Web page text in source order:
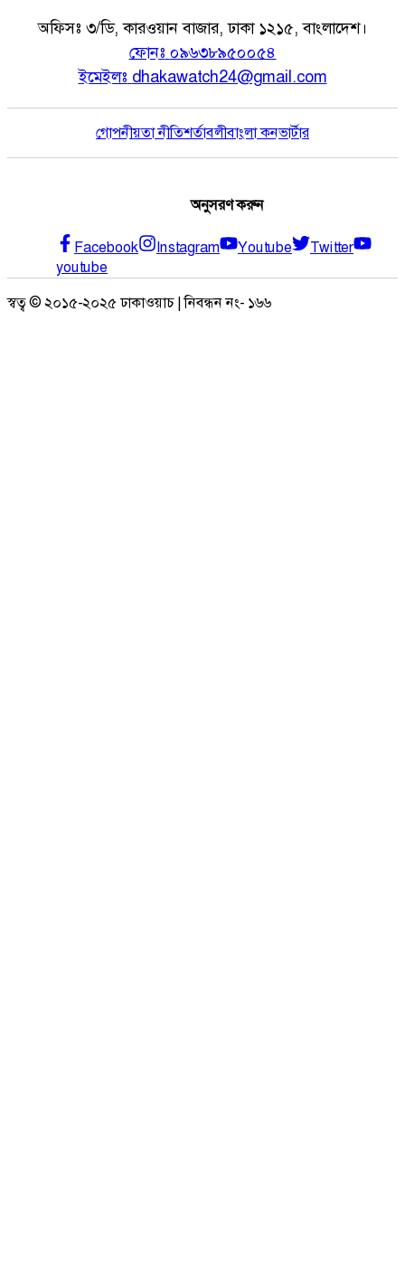
অফিসঃ ৩/ডি, কারওয়ান বাজার, ঢাকা ১২১৫, বাংলাদেশ।
ফোনঃ ০৯৬৩৮৯৫০০৫৪
ইমেইলঃ dhakawatch24@gmail.com
গোপনীয়তা নীতিশর্তাবলীবাংলা কনভার্টার
অনুসরণ করুন
Facebook Instagram Youtube
Twitter
youtube
স্বত্ব © ২০১৫-২০২৫ ঢাকাওয়াচ | নিবন্ধন নং- ১৬৬